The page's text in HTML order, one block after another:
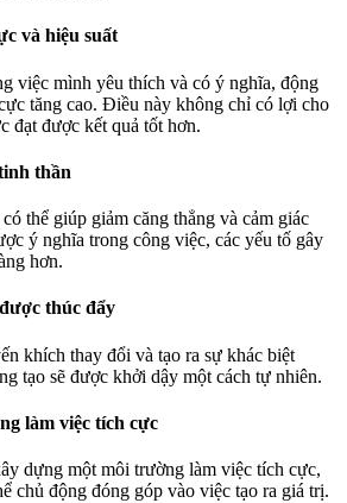
và hiệu suất
việc mình yêu thích và có ý nghĩa, động
tăng cao. Điều này không chỉ có lợi cho
đạt được kết quả tốt hơn.
thần
thể giúp giảm căng thẳng và cảm giác
ý nghĩa trong công việc, các yếu tố gây
hơn.
thúc đẩy
khích thay đổi và tạo ra sự khác biệt
tạo sẽ được khởi dậy một cách tự nhiên.
làm việc tích cực
dựng một môi trường làm việc tích cực,
chủ động đóng góp vào việc tạo ra giá trị.